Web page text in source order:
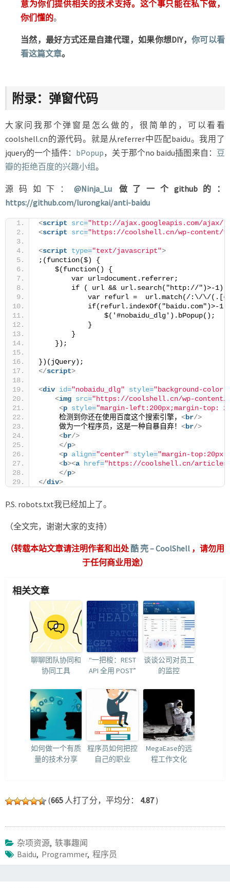
意为你们提供相关的技术支持。这个事只能在私下做，
你们懂的。
当然，最好方式还是自建代理，如果你想DIY， 你可以看
看这篇文章。
附录：弹窗代码
大家问我那个弹窗是怎么做的，很简单的，可以看看
coolshell.cn的源代码。就是从referrer中匹配baidu。我用了
jquery的一个插件： bPopup，关于那个no baidu插图来自： 豆
瓣的拒绝百度的兴趣小组。
源码如下： @Ninja_Lu做了一个github的：
https://github.com/lurongkai/anti-baidu
<script src="http://ajax.googleapis.com/
<script src="https://coolshell.cn/wp-content/
<script type="text/javascript">
;(function($) {
    $(function() {
        var url=document.referrer;
if ( url && url.search("http://")>-1)
var refurl =  url.match(/:\/\/
if(refurl.indexOf("baidu.com")>-
                $('#nobaidu_dlg').bPopup();
            }
        }
    });
})(jQuery);
</script>
<div id="nobaidu_dlg" style="background-
<img src="https://coolshell.cn/wp-content/
<p style="margin-left:200px;margin-top:
     检测到你还在使用百度这个搜索引擎，
<br/>
     做为一个程序员，这是一种自暴自弃！
<br/>
<br/>
</p>
<p align="center" style="margin-
<b><a href="https://coolshell.cn/articles/
</p>
</div>
P.S. robots.txt我已经加上了。
（全文完，谢谢大家的支持）
（转载本站文章请注明作者和出处酷 壳 – CoolShell ，请勿用
于任何商业用途）
相关文章
聊聊团队协同和
协同工具
“一把梭：REST
API 全用 POST”
谈谈公司对员工
的监控
如何做一个有质
量的技术分享
程序员如何把控
自己的职业
MegaEase的远
程工作文化
(665 人打了分，平均分： 4.87)
杂项资源, 轶事趣闻
Baidu, Programmer, 程序员